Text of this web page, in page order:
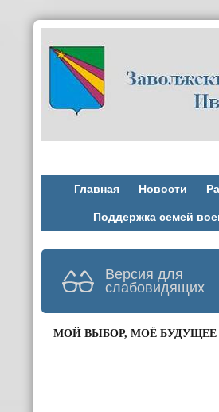
Главная Новости
Поддержка семей
Версия для
слабовидящих
МОЙ ВЫБОР, МОЁ БУДУЩЕЕ